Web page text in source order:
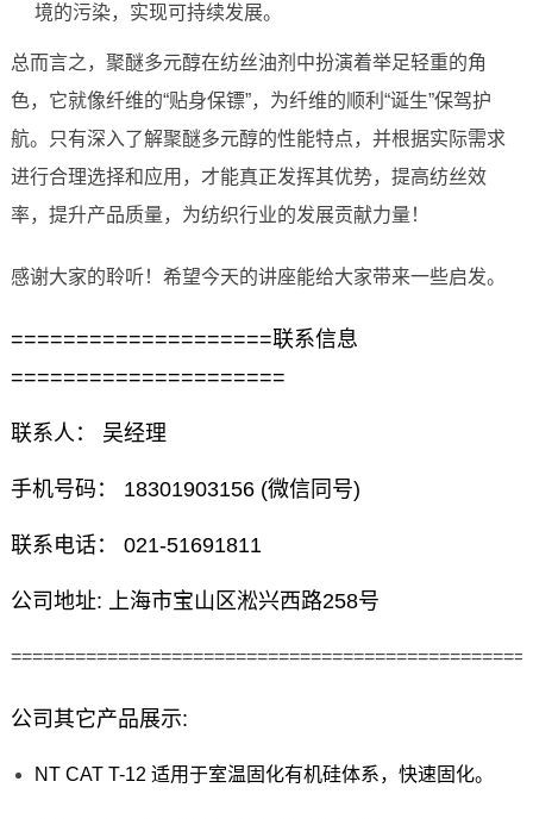
境的污染，实现可持续发展。
总而言之，聚醚多元醇在纺丝油剂中扮演着举足轻重的角
色，它就像纤维的“贴身保镖”，为纤维的顺利“诞生”保驾护
航。只有深入了解聚醚多元醇的性能特点，并根据实际需求
进行合理选择和应用，才能真正发挥其优势，提高纺丝效
率，提升产品质量，为纺织行业的发展贡献力量！
感谢大家的聆听！希望今天的讲座能给大家带来一些启发。
====================联系信息
=====================
联系人： 吴经理
手机号码： 18301903156 (微信同号)
联系电话： 021-51691811
公司地址: 上海市宝山区淞兴西路258号
公司其它产品展示:
NT CAT T-12 适用于室温固化有机硅体系，快速固化。